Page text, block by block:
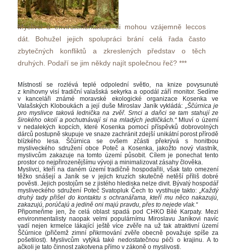
Myslivci a environmentalisté si mohou vzájemně leccos
dát. Bohužel jejich spolupráci brání celá řada často
zbytečných konfliktů a zkreslených představ o těch
druhých. Podaří se jim někdy najít společnou řeč? ***
Místností se rozlévá teplé odpolední světlo, na knize povysunuté
z knihovny visí tradiční valašská sekyrka a opodál září monitor. Sedíme
v kanceláři známé moravské ekologické organizace Kosenka ve
Valašských Kloboukách a její duše Miroslav Janík vykládá:
„Ščúrnica je
pro myslivce taková lednička na zvěř. Srnci a daňci se tam stahují ze
širokého okolí a pochutnávají si na mladých jedličkách.“ Mluví o území
v nedalekých kopcích, které Kosenka pomocí příspěvků dobrovolných
dárců postupně skupuje ve snaze zachránit zdejší unikátní porost přírodě
blízkého lesa. Ščúrnica se ovšem zčásti překrývá s honitbou
mysliveckého sdružení obce Poteč a Kosenka, jakožto nový vlastník,
myslivcům zakazuje na tomto území působit. Cílem je ponechat tento
prostor co nejpřirozenějšímu vývoji a minimalizovat zásahy člověka.
Myslivci, kteří na daném území tradičně hospodařili, však tato omezení
těžko snášejí a Janík se v jejich kruzích skutečně netěší příliš dobré
pověsti. Jejich postojům se z jistého hlediska nelze divit. Bývalý hospodář
mysliveckého sdružení Poteč Svatopluk Čech to vystihuje takto:
„Každý
druhý tady přišel do kontaktu s ochranářama, kteří mu něco nakazujú,
zakazujú, porúčajú a jedině oni majú pravdu, přes to nejede vlak.“
Připomeňme jen, že celá oblast spadá pod CHKO Bílé Karpaty. Mezi
environmentalisty naopak velmi populárnímu Miroslavu Janíkovi navíc
vadí nejen krmelce lákající ještě více zvěře na už tak atraktivní území
Ščúrnice (přičemž zimní přikrmování zvěře obecně považuje spíše za
pošetilost). Myslivcům vytýká také nedostatečnou péči o krajinu. A to
ačkoli je tato činnost zakotvena přímo v zákoně o myslivosti.